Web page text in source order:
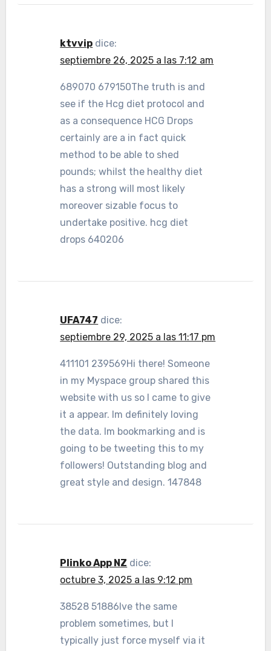
ktvvip dice:
septiembre 26, 2025 a las 7:12 am
689070 679150The truth is and
see if the Hcg diet protocol and
as a consequence HCG Drops
certainly are a in fact quick
method to be able to shed
pounds; whilst the healthy diet
has a strong will most likely
moreover sizable focus to
undertake positive. hcg diet
drops 640206
UFA747 dice:
septiembre 29, 2025 a las 11:17 pm
411101 239569Hi there! Someone
in my Myspace group shared this
website with us so I came to give
it a appear. Im definitely loving
the data. Im bookmarking and is
going to be tweeting this to my
followers! Outstanding blog and
great style and design. 147848
Plinko App NZ dice:
octubre 3, 2025 a las 9:12 pm
38528 51886Ive the same
problem sometimes, but I
typically just force myself via it